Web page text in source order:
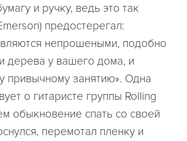
и ручку, ведь это так
предостерегал:
непрошеными, подобно
дерева у вашего дома, и
привычному занятию». Одна
о гитаристе группы Rolling
обыкновение спать со своей
перемотал пленку и